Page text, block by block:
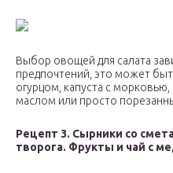
Выбор овощей для салата
предпочтений, это может
огурцом, капуста с
маслом или просто
Рецепт 3. Сырники со
творога. Фрукты и чай с